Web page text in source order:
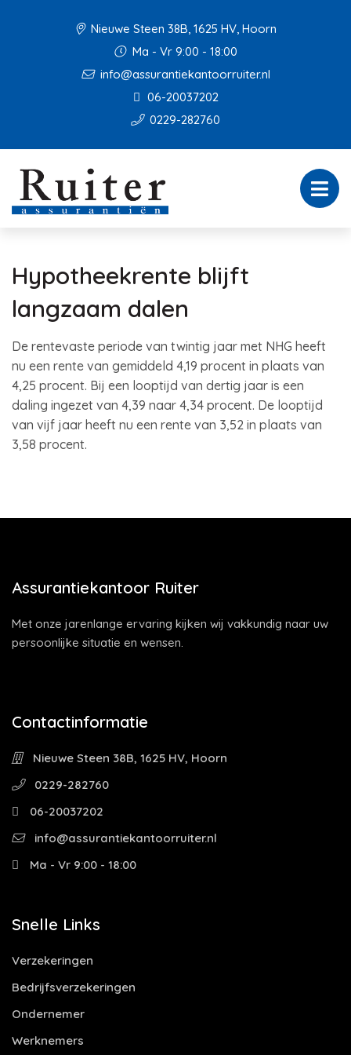
Nieuwe Steen 38B, 1625 HV, Hoorn
Ma - Vr 9:00 - 18:00
info@assurantiekantoorruiter.nl
06-20037202
0229-282760
Hypotheekrente blijft
langzaam dalen
De rentevaste periode van twintig jaar met NHG heeft
nu een rente van gemiddeld 4,19 procent in plaats van
4,25 procent. Bij een looptijd van dertig jaar is een
daling ingezet van 4,39 naar 4,34 procent. De looptijd
van vijf jaar heeft nu een rente van 3,52 in plaats van
3,58 procent.
Assurantiekantoor Ruiter
Met onze jarenlange ervaring kijken wij vakkundig naar uw
persoonlijke situatie en wensen.
Contactinformatie
Nieuwe Steen 38B, 1625 HV, Hoorn
0229-282760
06-20037202
info@assurantiekantoorruiter.nl
Ma - Vr 9:00 - 18:00
Snelle Links
Verzekeringen
Bedrijfsverzekeringen
Ondernemer
Werknemers